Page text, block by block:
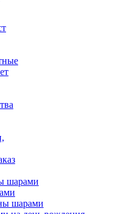
шарами
шарами